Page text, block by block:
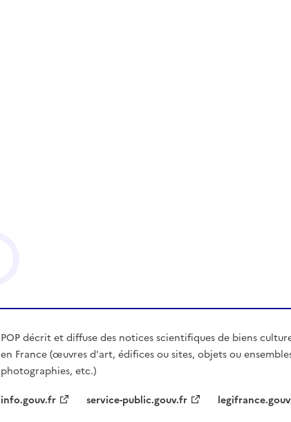
POP décrit et diffuse des notices scientifiques de biens
en France (œuvres d'art, édifices ou sites, objets ou
photographies, etc.)
info.gouv.fr
service-public.gouv.fr